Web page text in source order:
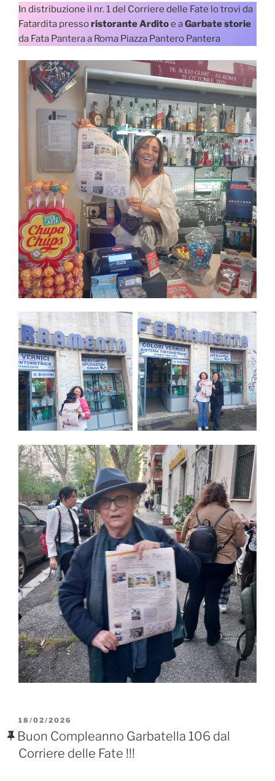
In distribuzione il nr. 1 del Corriere delle Fate lo trovi da
Fatardita pressoristorante Arditoe aGarbate storie
da Fata Pantera a Roma Piazza Pantero Pantera
PUBBLICATO
IL
18/02/2026
Buon Compleanno Garbatella 106 dal
Corriere delle Fate !!!